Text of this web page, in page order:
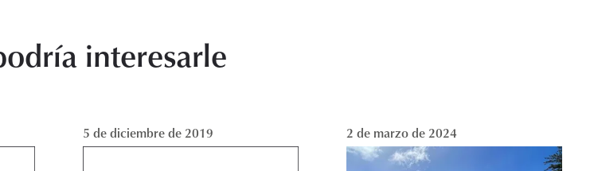
interesarle
5 de diciembre de 2019 2 de marzo de 2024